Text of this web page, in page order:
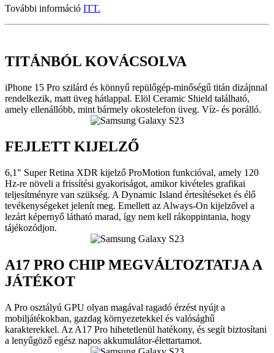
További információ ITT.
TITÁNBÓL KOVÁCSOLVA
iPhone 15 Pro szilárd és könnyű repülőgép-minőségű titán dizájnnal
rendelkezik, matt üveg hátlappal. Elöl Ceramic Shield található,
amely ellenállóbb, mint bármely okostelefon üveg. Víz- és porálló.
FEJLETT KIJELZŐ
6,1" Super Retina XDR kijelző ProMotion funkcióval, amely 120
Hz-re növeli a frissítési gyakoriságot, amikor kivételes grafikai
teljesítményre van szükség. A Dynamic Island értesítéseket és élő
tevékenységeket jelenít meg. Emellett az Always-On kijelzővel a
lezárt képernyő látható marad, így nem kell rákoppintania, hogy
tájékozódjon.
A17 PRO CHIP MEGVÁLTOZTATJA A
JÁTÉKOT
A Pro osztályú GPU olyan magával ragadó érzést nyújt a
mobiljátékokban, gazdag környezetekkel és valósághű
karakterekkel. Az A17 Pro hihetetlenül hatékony, és segít biztosítani
a lenyűgöző egész napos akkumulátor-élettartamot.